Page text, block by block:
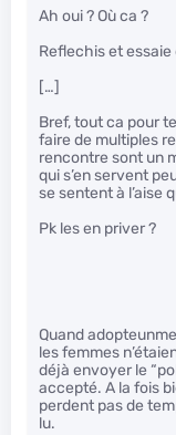
Ah oui ? Où ca ?
Reflechis et essaie
[…]
Bref, tout ca pour
faire de multiples
rencontre sont un
qui s’en servent
se sentent à l’aise
Pk les en priver ?
Quand
les femmes
déjà envoyer le
accepté. A la fois
perdent pas de
lu.